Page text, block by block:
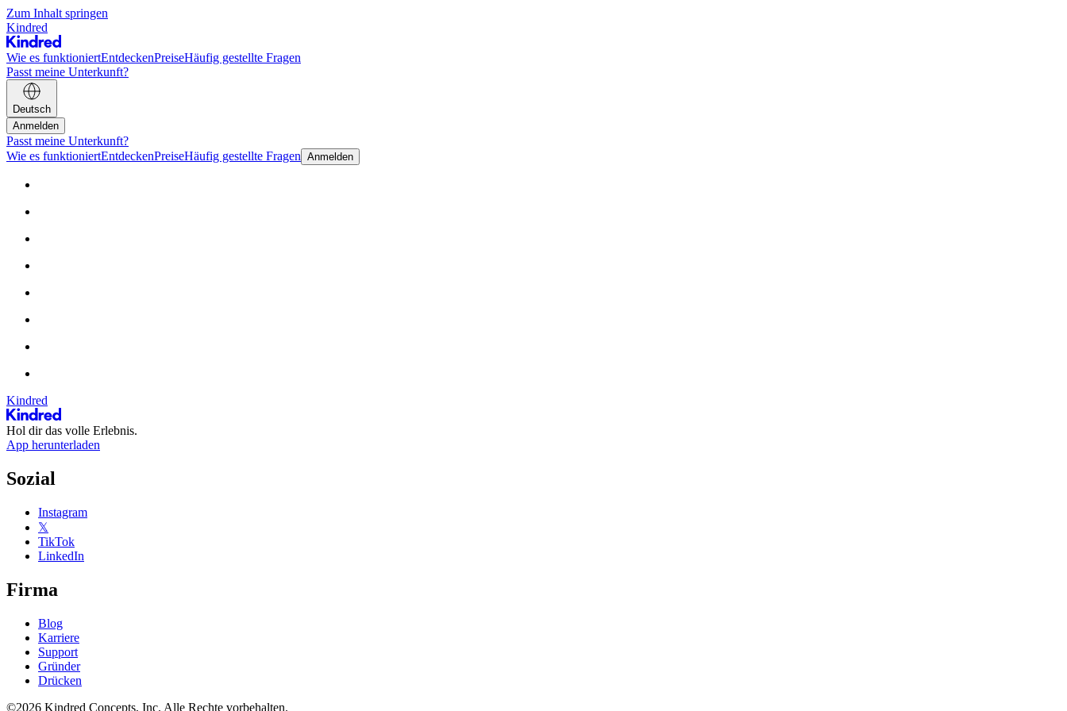
Zum Inhalt springen
Kindred
Wie es funktioniertEntdeckenPreiseHäufig gestellte Fragen
Passt meine Unterkunft?
Deutsch
Anmelden
Passt meine Unterkunft?
Wie es funktioniertEntdeckenPreiseHäufig gestellte Fragen Anmelden
Kindred
Hol dir das volle Erlebnis.
App herunterladen
Sozial
Instagram
𝕏
TikTok
LinkedIn
Firma
Blog
Karriere
Support
Gründer
Drücken
©2026 Kindred Concepts, Inc. Alle Rechte vorbehalten.